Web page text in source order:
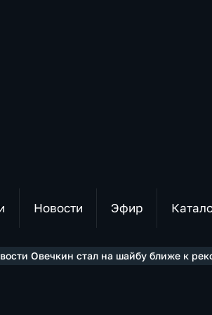
Новости Эфир
Овечкин стал на шайбу ближе к